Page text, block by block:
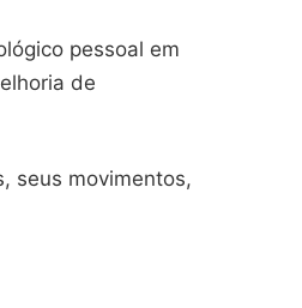
pessoal em
de
seus movimentos,